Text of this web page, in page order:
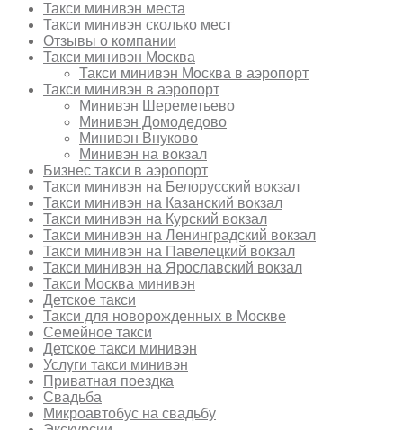
Такси минивэн места
Такси минивэн сколько мест
Отзывы о компании
Такси минивэн Москва
Такси минивэн Москва в аэропорт
Такси минивэн в аэропорт
Минивэн Шереметьево
Минивэн Домодедово
Минивэн Внуково
Минивэн на вокзал
Бизнес такси в аэропорт
Такси минивэн на Белорусский вокзал
Такси минивэн на Казанский вокзал
Такси минивэн на Курский вокзал
Такси минивэн на Ленинградский вокзал
Такси минивэн на Павелецкий вокзал
Такси минивэн на Ярославский вокзал
Такси Москва минивэн
Детское такси
Такси для новорожденных в Москве
Семейное такси
Детское такси минивэн
Услуги такси минивэн
Приватная поездка
Свадьба
Микроавтобус на свадьбу